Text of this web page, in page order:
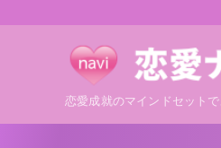
恋愛成就のマインドセット